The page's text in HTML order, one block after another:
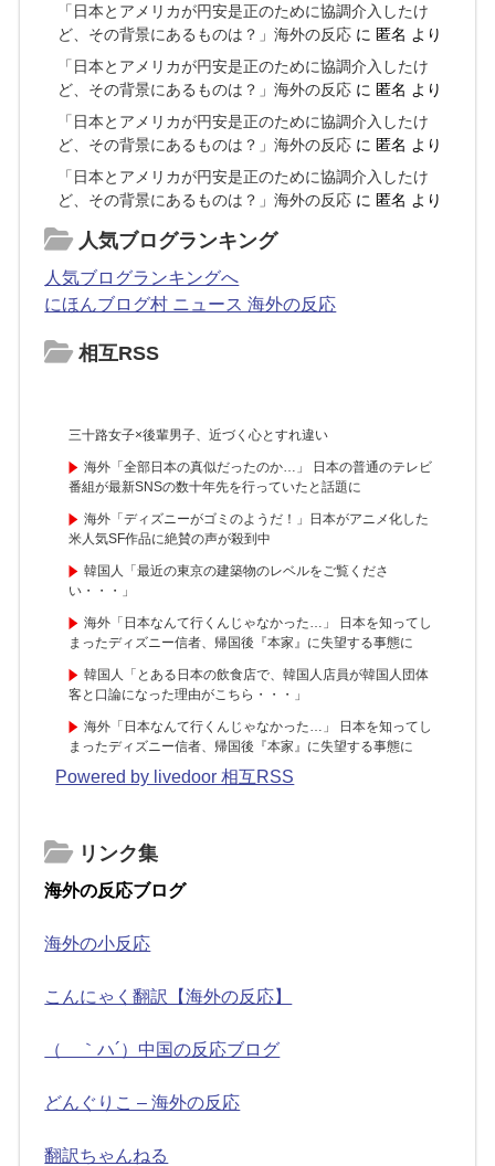
「日本とアメリカが円安是正のために協調介入したけ
ど、その背景にあるものは？」海外の反応 に匿名 より
「日本とアメリカが円安是正のために協調介入したけ
ど、その背景にあるものは？」海外の反応 に匿名 より
「日本とアメリカが円安是正のために協調介入したけ
ど、その背景にあるものは？」海外の反応 に匿名 より
「日本とアメリカが円安是正のために協調介入したけ
ど、その背景にあるものは？」海外の反応 に匿名 より
人気ブログランキング
人気ブログランキングへ
にほんブログ村 ニュース 海外の反応
相互RSS
三十路女子×後輩男子、近づく心とすれ違い
海外「全部日本の真似だったのか…」 日本の普通のテレビ
番組が最新SNSの数十年先を行っていたと話題に
海外「ディズニーがゴミのようだ！」日本がアニメ化した
米人気SF作品に絶賛の声が殺到中
韓国人「最近の東京の建築物のレベルをご覧くださ
い・・・」
海外「日本なんて行くんじゃなかった…」 日本を知ってし
まったディズニー信者、帰国後『本家』に失望する事態に
韓国人「とある日本の飲食店で、韓国人店員が韓国人団体
客と口論になった理由がこちら・・・」
海外「日本なんて行くんじゃなかった…」 日本を知ってし
まったディズニー信者、帰国後『本家』に失望する事態に
Powered by livedoor 相互RSS
リンク集
海外の反応ブログ
海外の小反応
こんにゃく翻訳【海外の反応】
（ ｀ハ´）中国の反応ブログ
どんぐりこ – 海外の反応
翻訳ちゃんねる